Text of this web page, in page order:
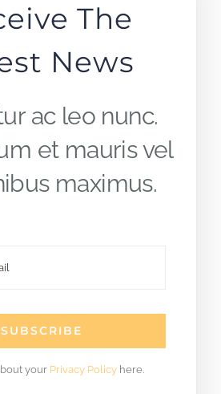
The
News
ac leo nunc.
et mauris vel
maximus.
SUBSCRIBE
your Privacy Policy here.